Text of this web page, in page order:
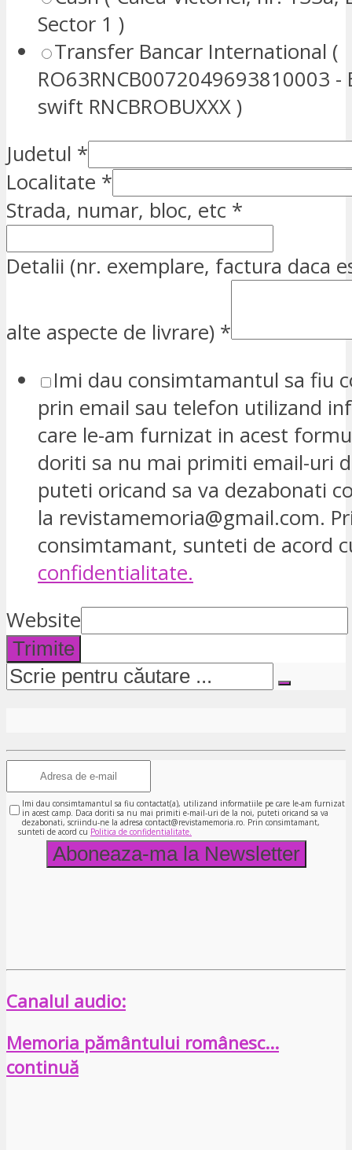
Sector 1 )
Transfer Bancar International (
RO63RNCB0072049693810003 -
swift RNCBROBUXXX )
Judetul *
Localitate *
Strada, numar, bloc, etc *
Detalii (nr. exemplare, factura daca
alte aspecte de livrare) *
Imi dau consimtamantul sa fiu
prin email sau telefon utilizand
care le-am furnizat in acest
doriti sa nu mai primiti email-uri
puteti oricand sa va dezabonati
la revistamemoria@gmail.com.
consimtamant, sunteti de acord
confidentialitate.
Website
Trimite
Imi dau consimtamantul sa fiu contactat(a), utilizand informatiile pe care le-am furnizat
in acest camp. Daca doriti sa nu mai primiti e-mail-uri de la noi, puteti oricand sa va
dezabonati, scriindu-ne la adresa contact@revistamemoria.ro. Prin consimtamant,
sunteti de acord cu Politica de confidentialitate.
Canalul audio:
Memoria pământului românesc…
continuă